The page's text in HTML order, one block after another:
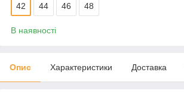
42 44 46 48
В наявності
Опис Характеристики Доставка